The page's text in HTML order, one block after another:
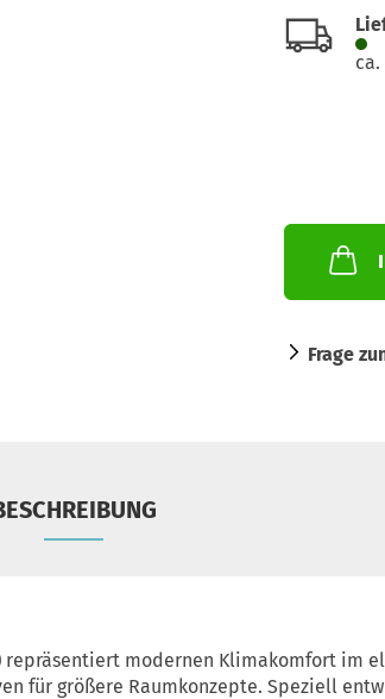
ca.
Frage
repräsentiert modernen Klimakomfort im
für größere Raumkonzepte. Speziell